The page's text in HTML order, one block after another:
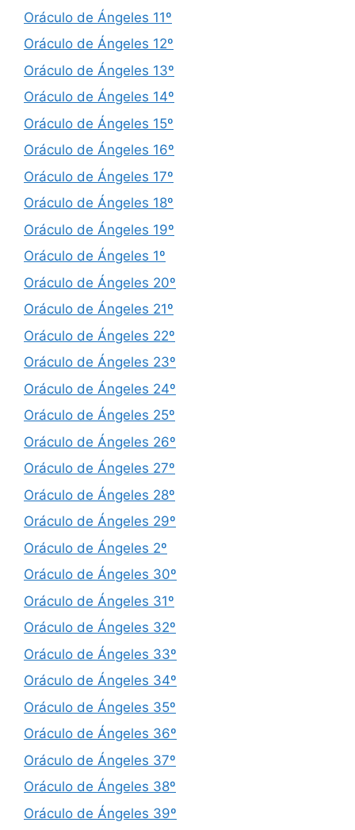
Oráculo de Ángeles 11º
Oráculo de Ángeles 12º
Oráculo de Ángeles 13º
Oráculo de Ángeles 14º
Oráculo de Ángeles 15º
Oráculo de Ángeles 16º
Oráculo de Ángeles 17º
Oráculo de Ángeles 18º
Oráculo de Ángeles 19º
Oráculo de Ángeles 1º
Oráculo de Ángeles 20º
Oráculo de Ángeles 21º
Oráculo de Ángeles 22º
Oráculo de Ángeles 23º
Oráculo de Ángeles 24º
Oráculo de Ángeles 25º
Oráculo de Ángeles 26º
Oráculo de Ángeles 27º
Oráculo de Ángeles 28º
Oráculo de Ángeles 29º
Oráculo de Ángeles 2º
Oráculo de Ángeles 30º
Oráculo de Ángeles 31º
Oráculo de Ángeles 32º
Oráculo de Ángeles 33º
Oráculo de Ángeles 34º
Oráculo de Ángeles 35º
Oráculo de Ángeles 36º
Oráculo de Ángeles 37º
Oráculo de Ángeles 38º
Oráculo de Ángeles 39º